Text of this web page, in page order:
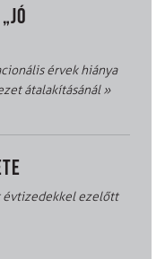
érvek hiánya
átalakításánál»
évtizedekkel ezelőtt